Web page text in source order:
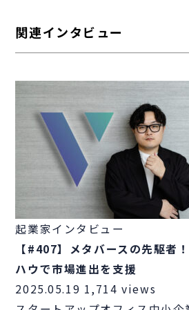
関連インタビュー
起業家インタビュー
【#407】メタバースの先駆者
ハウで市場進出を支援
2025.05.19 1,714 views